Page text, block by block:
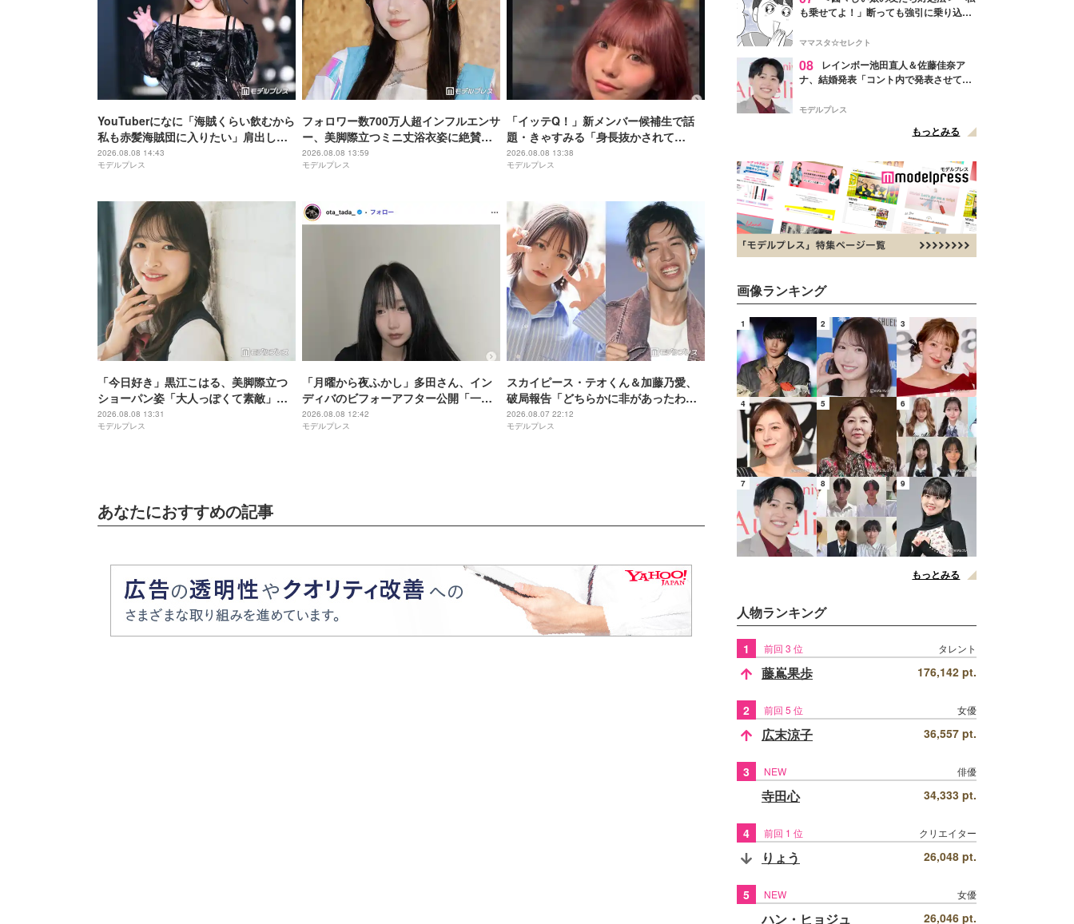
YouTuberになに「海賊くらい飲むから
私も赤髪海賊団に入りたい」肩出しコ
ーデ公開「ビジュアル良すぎ」「セク
シー」
2026.08.08 14:43
モデルプレス
フォロワー数700万人超インフルエンサ
ー、美脚際立つミニ丈浴衣姿に絶賛の
声「スタイル良くて憧れる」「透明感
レベチ」
2026.08.08 13:59
モデルプレス
「イッテQ！」新メンバー候補生で話
題・きゃすみる「身長抜かされて
る」“6歳差”姪っ子との幼少期＆現在の
2ショット公開「姉妹にしか見えない」
2026.08.08 13:38
モデルプレス
「今日好き」黒江こはる、美脚際立つ
ショーパン姿「大人っぽくて素敵」
「最強ビジュ」と反響
2026.08.08 13:31
モデルプレス
「月曜から夜ふかし」多田さん、イン
ディバのビフォーアフター公開「一目
瞭然」「変化がすごい」と話題
2026.08.08 12:42
モデルプレス
スカイピース・テオくん＆加藤乃愛、
破局報告「どちらかに非があったわけ
ではなく」2023年2月に交際発表
2026.08.07 22:12
モデルプレス
あなたにおすすめの記事
も乗せてよ！」断っても強引に乗り込ん
ママスタ☆セレクト
08
レインボー池田直人＆佐藤佳奈ア
ナ、結婚発表「コント内で発表させてい
点変更のため
モデルプレス
もっとみる
画像ランキング
1 2 3
4 5 6
7 8 9
もっとみる
人物ランキング
1 前回 3 位 タレント
藤嶌果歩 176,142 pt.
2 前回 5 位 女優
広末涼子 36,557 pt.
3 NEW 俳優
寺田心 34,333 pt.
4 前回 1 位 クリエイター
りょう 26,048 pt.
5 NEW 女優
ハン・ヒョジュ 26,046 pt.